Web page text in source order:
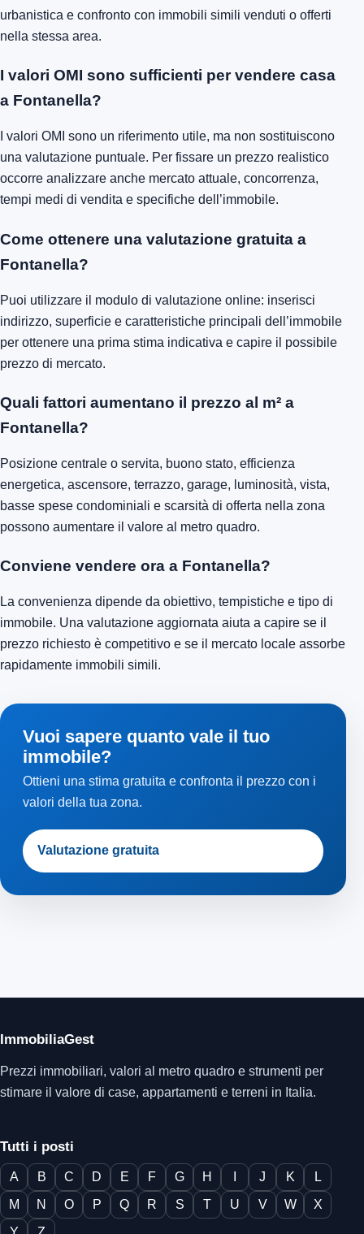
urbanistica e confronto con immobili simili venduti o offerti
nella stessa area.
I valori OMI sono sufficienti per vendere casa
a Fontanella?
I valori OMI sono un riferimento utile, ma non sostituiscono
una valutazione puntuale. Per fissare un prezzo realistico
occorre analizzare anche mercato attuale, concorrenza,
tempi medi di vendita e specifiche dell’immobile.
Come ottenere una valutazione gratuita a
Fontanella?
Puoi utilizzare il modulo di valutazione online: inserisci
indirizzo, superficie e caratteristiche principali dell’immobile
per ottenere una prima stima indicativa e capire il possibile
prezzo di mercato.
Quali fattori aumentano il prezzo al m² a
Fontanella?
Posizione centrale o servita, buono stato, efficienza
energetica, ascensore, terrazzo, garage, luminosità, vista,
basse spese condominiali e scarsità di offerta nella zona
possono aumentare il valore al metro quadro.
Conviene vendere ora a Fontanella?
La convenienza dipende da obiettivo, tempistiche e tipo di
immobile. Una valutazione aggiornata aiuta a capire se il
prezzo richiesto è competitivo e se il mercato locale assorbe
rapidamente immobili simili.
Vuoi sapere quanto vale il tuo
immobile?
Ottieni una stima gratuita e confronta il prezzo con i
valori della tua zona.
Valutazione gratuita
ImmobiliaGest
Prezzi immobiliari, valori al metro quadro e strumenti per
stimare il valore di case, appartamenti e terreni in Italia.
Tutti i posti
A B C D E F G H J K
L
M
N O P Q R S T U V W
X